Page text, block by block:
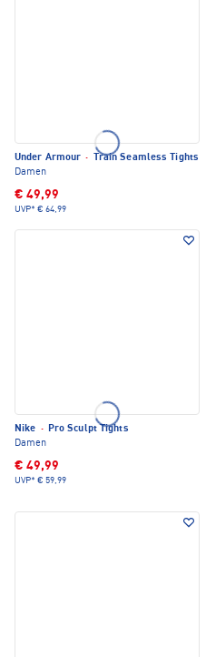
Under Armour ·
Train Seamless Tights
Damen
€ 49,99
UVP* € 64,99
Nike · Pro Sculpt Tights
Damen
€ 49,99
UVP* € 59,99